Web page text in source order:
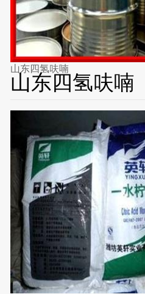
山东四氢呋喃
山东四氢呋喃